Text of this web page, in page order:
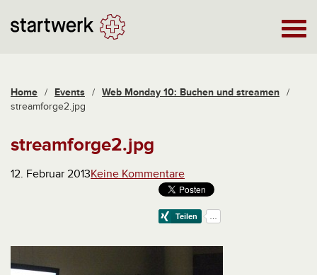
Home / Events / Web Monday 10: Buchen und streamen /
streamforge2.jpg
streamforge2.jpg
12. Februar 2013Keine Kommentare